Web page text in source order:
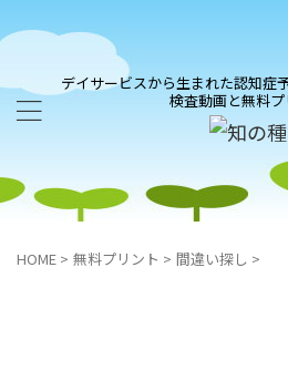
デイサービスから生まれた認知症
検査動画と無料プ
HOME > 無料プリント > 間違い探し >